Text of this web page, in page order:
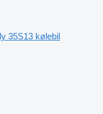
35S13 kølebil